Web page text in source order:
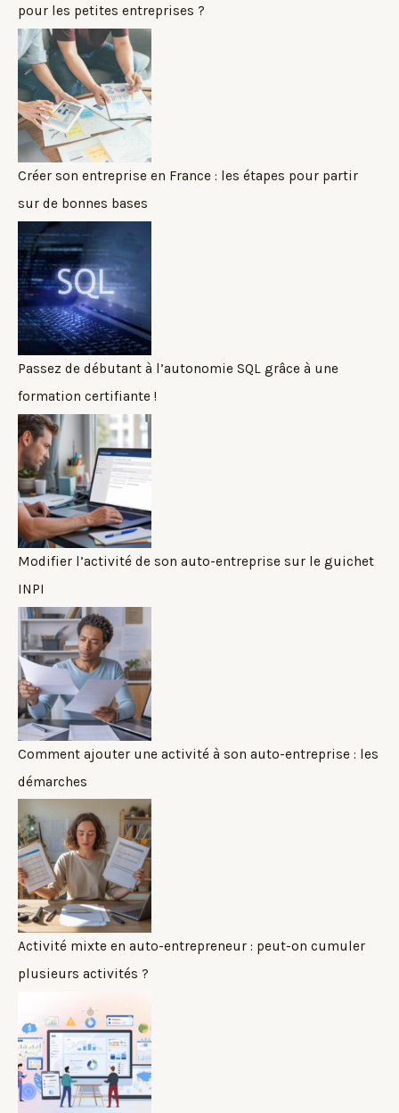
pour les petites entreprises ?
Créer son entreprise en France : les étapes pour partir
sur de bonnes bases
Passez de débutant à l’autonomie SQL grâce à une
formation certifiante !
Modifier l’activité de son auto-entreprise sur le guichet
INPI
Comment ajouter une activité à son auto-entreprise : les
démarches
Activité mixte en auto-entrepreneur : peut-on cumuler
plusieurs activités ?